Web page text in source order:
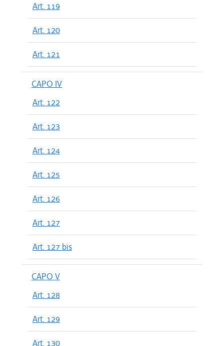
Art. 119
Art. 120
Art. 121
CAPO IV
Art. 122
Art. 123
Art. 124
Art. 125
Art. 126
Art. 127
Art. 127 bis
CAPO V
Art. 128
Art. 129
Art. 130